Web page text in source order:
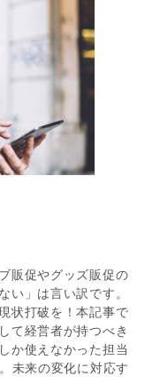
販促やグッズ販促の
い」は言い訳です。
状打破を！本記事で
て経営者が持つべき
か使えなかった担当
未来の変化に対応す